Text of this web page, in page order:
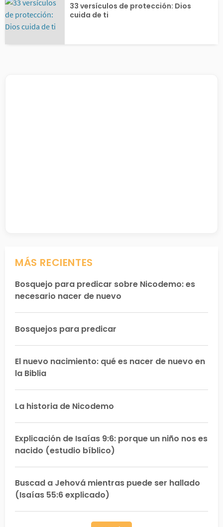
33 versículos de protección: Dios
cuida de ti
MÁS RECIENTES
Bosquejo para predicar sobre Nicodemo: es
necesario nacer de nuevo
Bosquejos para predicar
El nuevo nacimiento: qué es nacer de nuevo en
la Biblia
La historia de Nicodemo
Explicación de Isaías 9:6: porque un niño nos es
nacido (estudio bíblico)
Buscad a Jehová mientras puede ser hallado
(Isaías 55:6 explicado)